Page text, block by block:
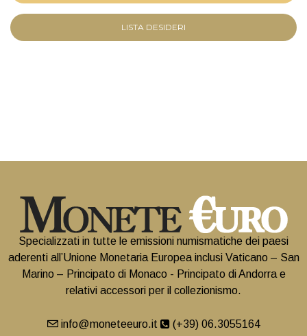
LISTA DESIDERI
Specializzati in tutte le emissioni numismatiche dei paesi
aderenti all’Unione Monetaria Europea inclusi Vaticano – San
Marino – Principato di Monaco - Principato di Andorra e
relativi accessori per il collezionismo.
info@moneteeuro.it (+39) 06.3055164